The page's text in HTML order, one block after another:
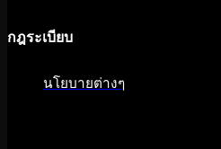
กฎระเบียบ
นโยบายต่างๆ